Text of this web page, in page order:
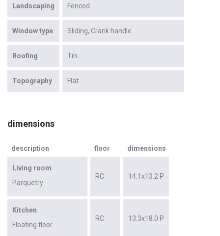
Landscaping Fenced
Window type Sliding Crank handle
Roofing Tin
Topography Flat
dimensions
description floor dimensions
Living room
Parquetry
RC 14.1x13.2 P
Kitchen
Floating floor
RC 13.3x18.0 P